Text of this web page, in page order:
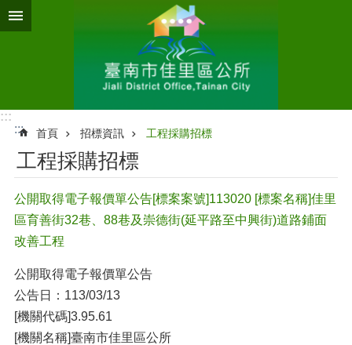
跳到主要內容區塊
:::
:::
首頁 招標資訊 工程採購招標
工程採購招標
公開取得電子報價單公告[標案案號]113020 [標案名稱]佳里
區育善街32巷、88巷及崇德街(延平路至中興街)道路鋪面
改善工程
公開取得電子報價單公告
公告日：113/03/13
[機關代碼]3.95.61
[機關名稱]臺南市佳里區公所